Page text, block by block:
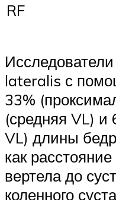
RF
lateralis с
33%
(средняя VL) и
VL) длины
как
вертела до
коленного